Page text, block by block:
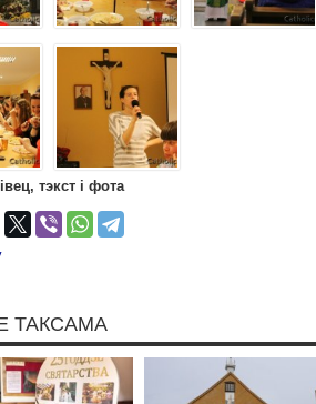
тэкст і фота
ТАКСАМА